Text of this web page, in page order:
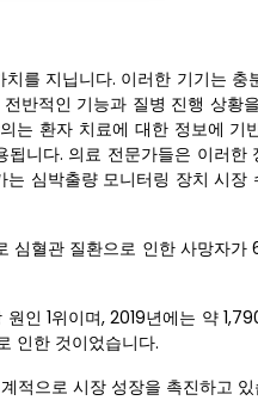
를 지닙니다. 이러한 기기는 충
반적인 기능과 질병 진행 상황
는 환자 치료에 대한 정보에 기
니다. 의료 전문가들은 이러한
심박출량 모니터링 장치 시장
혈관 질환으로 인한 사망자가
인 1위이며, 2019년에는 약
인한 것이었습니다.
적으로 시장 성장을 촉진하고 있